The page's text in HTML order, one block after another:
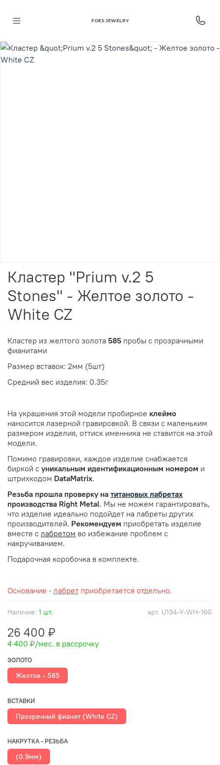
FOES JEWELRY
арт. U134-Y-WH-16G
Наличие: 1 шт.
Кластер "Prium v.2 5
Stones" - Желтое золото -
White CZ
26 400 ₽
4 400 ₽/мес. в рассрочку
ЗОЛОТО
Желтое - 585
ВСТАВКИ
Прозрачный фианит (White CZ)
НАКРУТКА - РЕЗЬБА
(0.9мм)
Кластер из желтого золота 585 пробы с прозрачными
фианитами
Размер вставок: 2мм (5шт)
Средний вес изделия: 0.35г
На украшения этой модели пробирное клеймо
наносится лазерной гравировкой. В связи с маленьким
размером изделия, оттиск именника не ставится на этой
модели.
Помимо гравировки, каждое изделие снабжается
биркой с уникальным идентификационным номером и
штрихкодом DataMatrix.
Резьба прошла проверку на титановых лабретах
производства Right Metal. Мы не можем гарантировать,
что изделие идеально подойдет на лабреты других
производителей. Рекомендуем приобретать изделие
вместе с лабретом во избежание проблем с
накручиванием.
Подарочная коробочка в комплекте.
Основание - лабрет приобретается отдельно.